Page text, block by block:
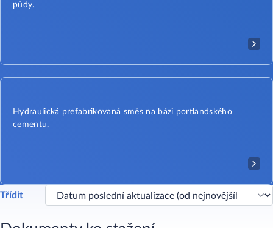
půdy.
Hydraulická prefabrikovaná směs na bázi portlandského
cementu.
Třídit